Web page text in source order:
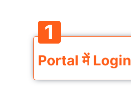
1
Portal में Login